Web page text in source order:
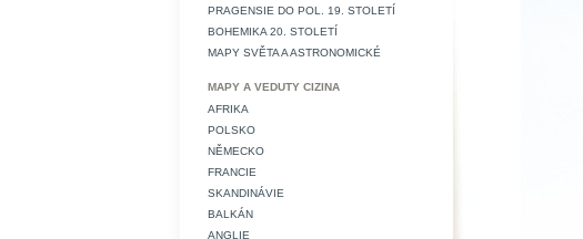
PRAGENSIE DO POL. 19. STOLETÍ
BOHEMIKA 20. STOLETÍ
MAPY SVĚTA A ASTRONOMICKÉ
MAPY A VEDUTY CIZINA
AFRIKA
POLSKO
NĚMECKO
FRANCIE
SKANDINÁVIE
BALKÁN
ANGLIE